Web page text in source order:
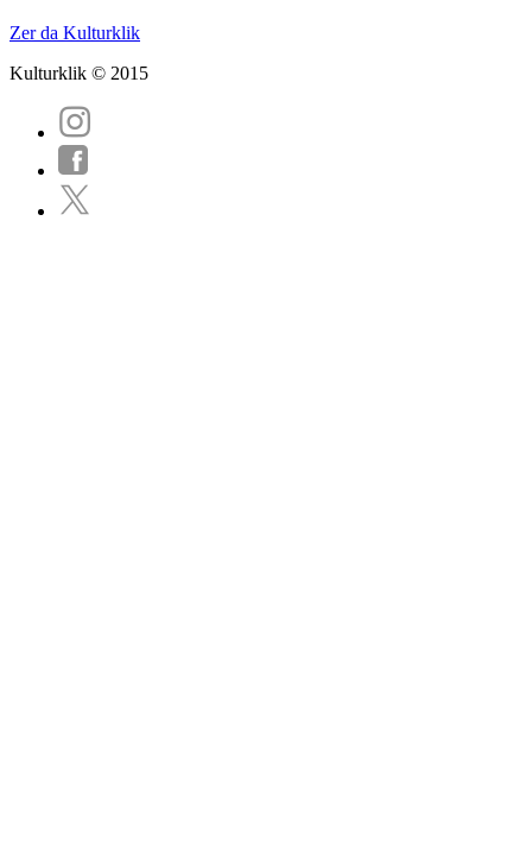
Zer da Kulturklik
Kulturklik © 2015